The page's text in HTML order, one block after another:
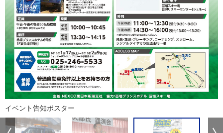
イベント告知ポスター